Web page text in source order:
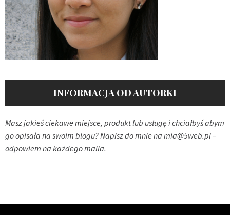
INFORMACJA OD AUTORKI
Masz jakieś ciekawe miejsce, produkt lub usługę i chciałbyś abym
go opisała na swoim blogu? Napisz do mnie na mia@5web.pl–
odpowiem na każdego maila.